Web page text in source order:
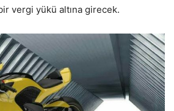
vergi yükü altına girecek.